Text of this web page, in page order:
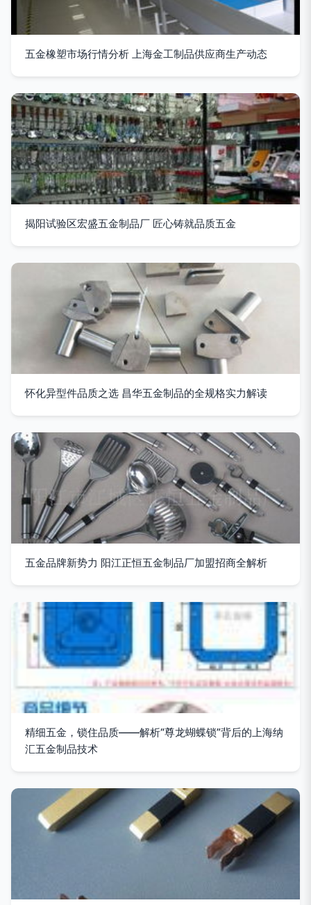
五金橡塑市场行情分析 上海金工制品供应商生产动态
揭阳试验区宏盛五金制品厂 匠心铸就品质五金
怀化异型件品质之选 昌华五金制品的全规格实力解读
五金品牌新势力 阳江正恒五金制品厂加盟招商全解析
精细五金，锁住品质——解析“尊龙蝴蝶锁”背后的上海纳
汇五金制品技术